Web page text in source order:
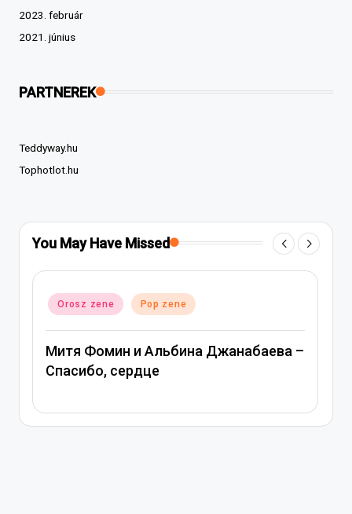
2023. február
2021. június
PARTNEREK
Teddyway.hu
Tophotlot.hu
You May Have Missed
Posted
Orosz zene Pop zene
Вера Брежнева – Девочка моя